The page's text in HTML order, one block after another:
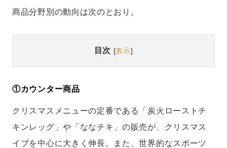
商品分野別の動向は次のとおり。
目次 [表示]
①カウンター商品
クリスマスメニューの定番である「炭火ローストチ
キンレッグ」や「ななチキ」の販売が、クリスマス
イブを中心に大きく伸長。また、世界的なスポーツ